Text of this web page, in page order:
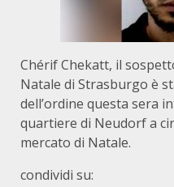
Chérif Chekatt, il
Natale di Strasburgo è
dell’ordine questa sera
quartiere di Neudorf a
mercato di Natale.
condividi su: